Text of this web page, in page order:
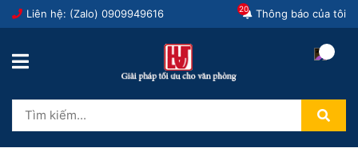
Liên hệ: (Zalo) 0909949616 Thông báo của tôi
20